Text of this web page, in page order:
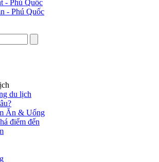
- Phú Quốc
- Phú Quốc
du lịch
Ăn & Uống
điểm đến